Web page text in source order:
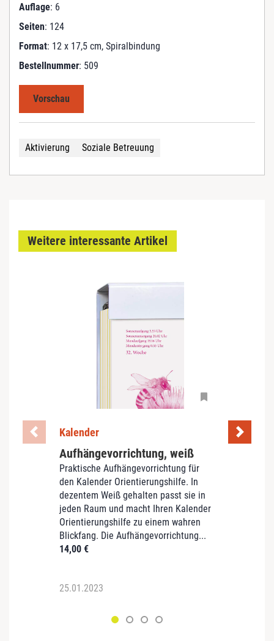
Auflage: 6
Seiten: 124
Format: 12 x 17,5 cm, Spiralbindung
Bestellnummer: 509
Vorschau
Aktivierung Soziale Betreuung
Weitere interessante Artikel
Kalender
Aufhängevorrichtung, weiß
Praktische Aufhängevorrichtung für
den Kalender Orientierungshilfe. In
dezentem Weiß gehalten passt sie in
jeden Raum und macht Ihren Kalender
Orientierungshilfe zu einem wahren
Blickfang. Die Aufhängevorrichtung...
14,00 €
25.01.2023